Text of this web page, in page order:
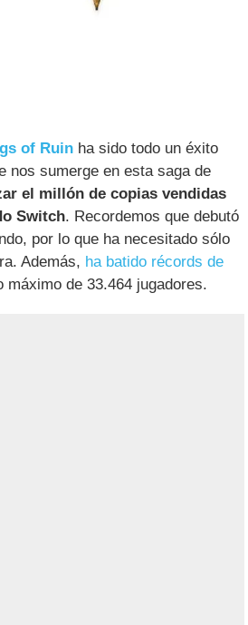
of Ruin ha sido todo un éxito
nos sumerge en esta saga de
el millón de copias vendidas
Switch. Recordemos que debutó
por lo que ha necesitado sólo
Además, ha batido récords de
de 33.464 jugadores.